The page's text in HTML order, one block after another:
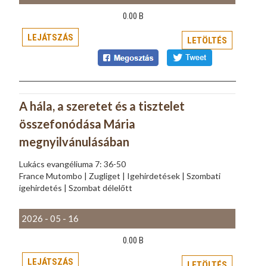
0.00 B
LEJÁTSZÁS
LETÖLTÉS
A hála, a szeretet és a tisztelet
összefonódása Mária
megnyilvánulásában
Lukács evangéliuma 7: 36-50
France Mutombo | Zugliget | Igehirdetések | Szombati
igehirdetés | Szombat délelőtt
2026 - 05 - 16
0.00 B
LEJÁTSZÁS